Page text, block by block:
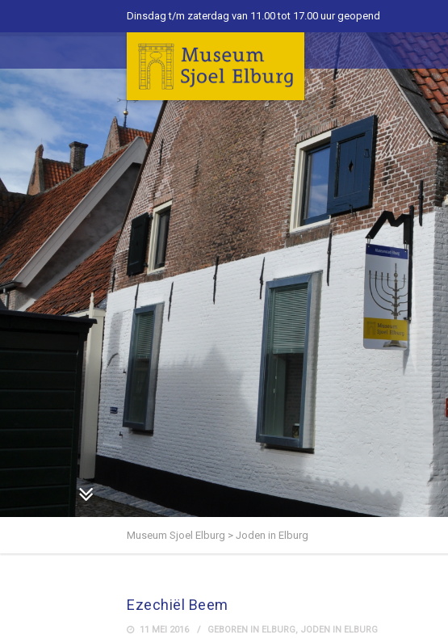
Dinsdag t/m zaterdag van 11.00 tot 17.00 uur geopend
Museum Sjoel Elburg > Joden in Elburg
Ezechiël Beem
11 MEI 2016 GEBOREN IN ELBURG, JODEN IN ELBURG